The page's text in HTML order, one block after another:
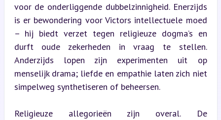
voor de onderliggende dubbelzinnigheid. Enerzijds
is er bewondering voor Victors intellectuele moed
– hij biedt verzet tegen religieuze dogma’s en
durft oude zekerheden in vraag te stellen.
Anderzijds lopen zijn experimenten uit op
menselijk drama; liefde en empathie laten zich niet
simpelweg synthetiseren of beheersen.
Religieuze allegorieën zijn overal. De